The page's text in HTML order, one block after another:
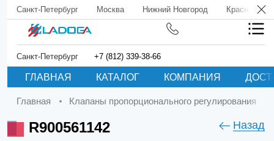
Санкт-Петербург Москва Нижний Новгород Краснодар
Санкт-Петербург +7 (812) 339-38-66
ГЛАВНАЯ КАТАЛОГ КОМПАНИЯ
Главная Клапаны пропорционального регулирования
R900561142 Назад